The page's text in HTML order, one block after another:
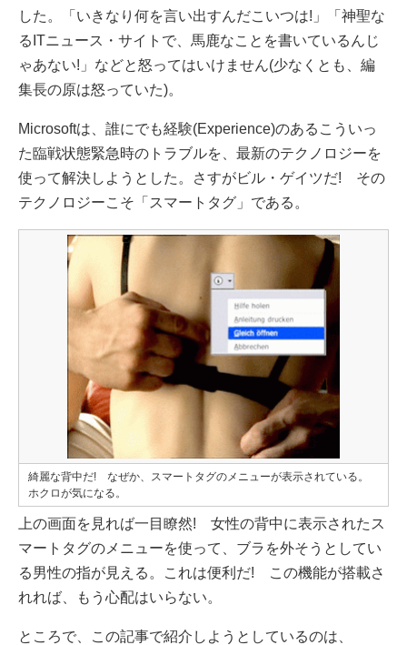
した。「いきなり何を言い出すんだこいつは!」「神聖な
るITニュース・サイトで、馬鹿なことを書いているんじ
ゃあない!」などと怒ってはいけません(少なくとも、編
集長の原は怒っていた)。
Microsoftは、誰にでも経験(Experience)のあるこういっ
た臨戦状態緊急時のトラブルを、最新のテクノロジーを
使って解決しようとした。さすがビル・ゲイツだ! その
テクノロジーこそ「スマートタグ」である。
綺麗な背中だ! なぜか、スマートタグのメニューが表示されている。
ホクロが気になる。
上の画面を見れば一目瞭然! 女性の背中に表示されたス
マートタグのメニューを使って、ブラを外そうとしてい
る男性の指が見える。これは便利だ! この機能が搭載さ
れれば、もう心配はいらない。
ところで、この記事で紹介しようとしているのは、